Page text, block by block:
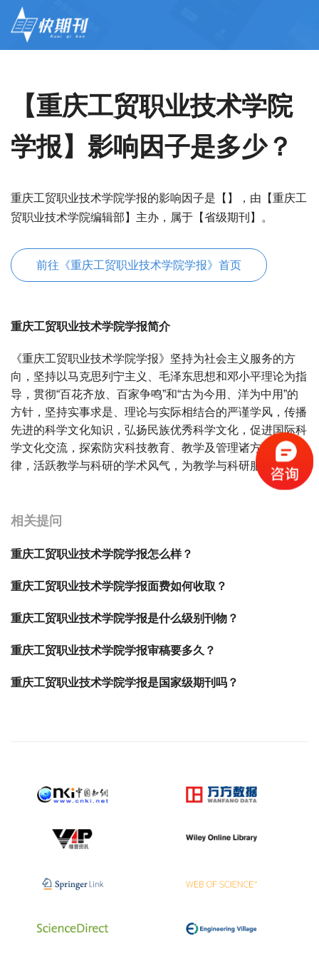
【重庆工贸职业技术学院
学报】影响因子是多少？
重庆工贸职业技术学院学报的影响因子是【】，由【重庆工
贸职业技术学院编辑部】主办，属于【省级期刊】。
前往《重庆工贸职业技术学院学报》首页
重庆工贸职业技术学院学报简介
《重庆工贸职业技术学院学报》坚持为社会主义服务的方
向，坚持以马克思列宁主义、毛泽东思想和邓小平理论为指
导，贯彻“百花齐放、百家争鸣”和“古为今用、洋为中用”的
方针，坚持实事求是、理论与实际相结合的严谨学风，传播
先进的科学文化知识，弘扬民族优秀科学文化，促进国际科
学文化交流，探索防灾科技教育、教学及管理诸方面的规
律，活跃教学与科研的学术风气，为教学与科研服务。
相关提问
重庆工贸职业技术学院学报怎么样？
重庆工贸职业技术学院学报面费如何收取？
重庆工贸职业技术学院学报是什么级别刊物？
重庆工贸职业技术学院学报审稿要多久？
重庆工贸职业技术学院学报是国家级期刊吗？